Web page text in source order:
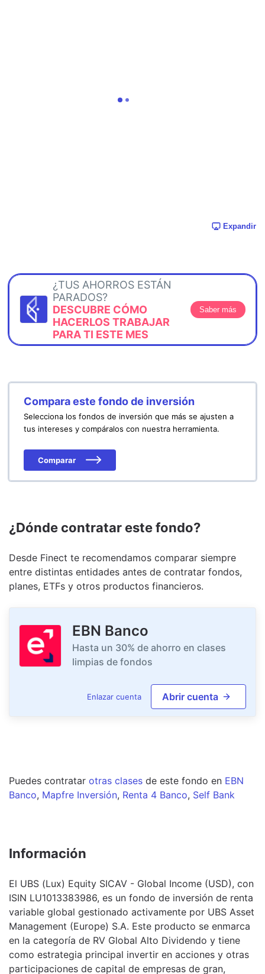
Expandir
¿TUS AHORROS ESTÁN
PARADOS?
DESCUBRE CÓMO
HACERLOS TRABAJAR
PARA TI ESTE MES
Saber más
Compara este fondo de inversión
Selecciona los fondos de inversión que más se ajusten a
tus intereses y compáralos con nuestra herramienta.
Comparar
¿Dónde contratar este fondo?
Desde Finect te recomendamos comparar siempre
entre distintas entidades antes de contratar fondos,
planes, ETFs y otros productos financieros.
EBN Banco
Hasta un 30% de ahorro en clases
limpias de fondos
Enlazar cuenta Abrir cuenta
Puedes contratar otras clases de este fondo en EBN
Banco, Mapfre Inversión, Renta 4 Banco, Self Bank
Información
El UBS (Lux) Equity SICAV - Global Income (USD), con
ISIN LU1013383986, es un fondo de inversión de renta
variable global gestionado activamente por UBS Asset
Management (Europe) S.A. Este producto se enmarca
en la categoría de RV Global Alto Dividendo y tiene
como estrategia principal invertir en acciones y otras
participaciones de capital de empresas de gran,